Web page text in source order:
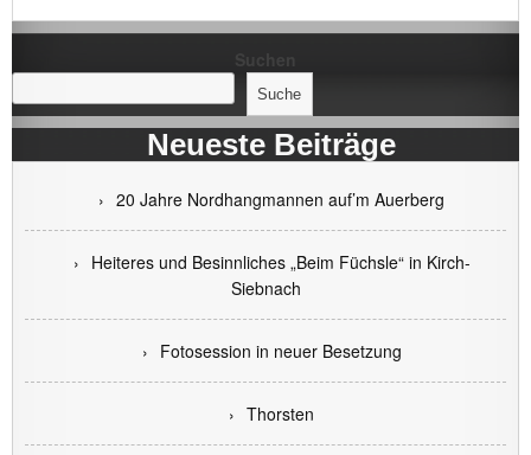
Suche
Neueste Beiträge
20 Jahre Nordhangmannen auf’m Auerberg
Heiteres und Besinnliches „Beim Füchsle“ in Kirch-
Siebnach
Fotosession in neuer Besetzung
Thorsten